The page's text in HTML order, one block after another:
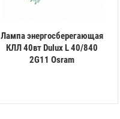
Лампа энергосберегающая
КЛЛ 40вт Dulux L 40/840
2G11 Osram